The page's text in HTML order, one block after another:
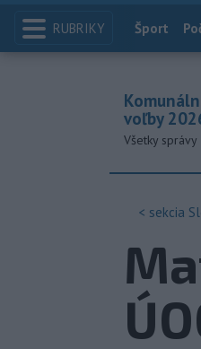
RUBRIKY Index
Šport
voľby
Všetky správy
< sekcia